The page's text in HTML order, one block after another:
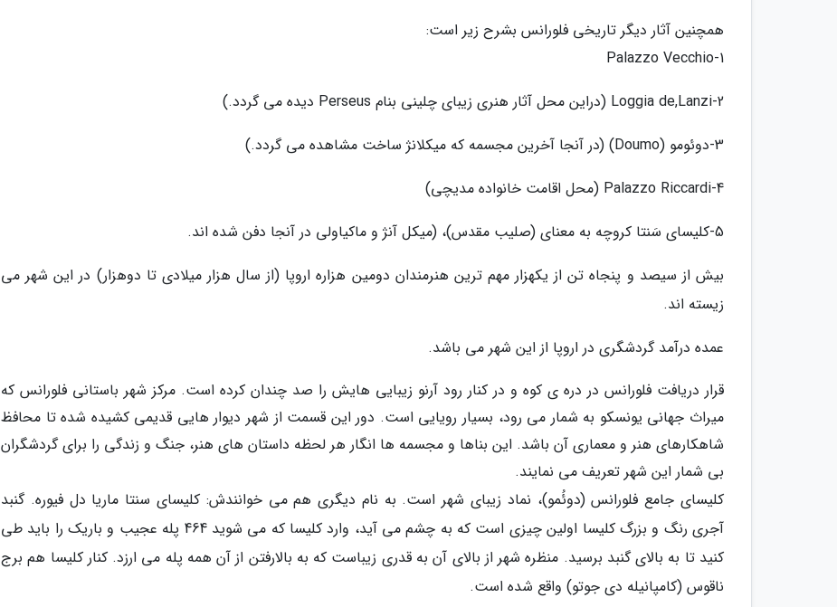
همچنین آثار دیگر تاریخی فلورانس بشرح زیر است:
1-Palazzo Vecchio
2-Loggia de,Lanzi (دراین محل آثار هنری زیبای چلینی بنام Perseus دیده می گردد.)
3-دوئومو (Doumo) (در آنجا آخرین مجسمه که میکلانژ ساخت مشاهده می گردد.)
4-Palazzo Riccardi (محل اقامت خانواده مدیچی)
5-کلیسای سَنتا کروچه به معنای (صلیب مقدس)، (میکل آنژ و ماکیاولی در آنجا دفن شده اند.
بیش از سیصد و پنجاه تن از یکهزار مهم ترین هنرمندان دومین هزاره اروپا (از سال هزار میلادی تا دوهزار) در این شهر می
زیسته اند.
عمده درآمد گردشگری در اروپا از این شهر می باشد.
قرار دریافت فلورانس در دره ی کوه و در کنار رود آرنو زیبایی هایش را صد چندان کرده است. مرکز شهر باستانی فلورانس که
میراث جهانی یونسکو به شمار می رود، بسیار رویایی است. دور این قسمت از شهر دیوار هایی قدیمی کشیده شده تا محافظ
شاهکارهای هنر و معماری آن باشد. این بناها و مجسمه ها انگار هر لحظه داستان های هنر، جنگ و زندگی را برای گردشگران
بی شمار این شهر تعریف می نمایند.
کلیسای جامع فلورانس (دوئُمو)، نماد زیبای شهر است. به نام دیگری هم می خوانندش: کلیسای سنتا ماریا دل فیوره. گنبد
آجری رنگ و بزرگ کلیسا اولین چیزی است که به چشم می آید، وارد کلیسا که می شوید 464 پله عجیب و باریک را باید طی
کنید تا به بالای گنبد برسید. منظره شهر از بالای آن به قدری زیباست که به بالارفتن از آن همه پله می ارزد. کنار کلیسا هم برج
ناقوس (کامپانیله دی جوتو) واقع شده است.